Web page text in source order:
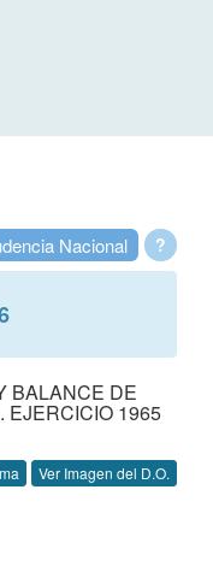
?
Nacional
BALANCE DE
EJERCICIO 1965
Ver Imagen del D.O.